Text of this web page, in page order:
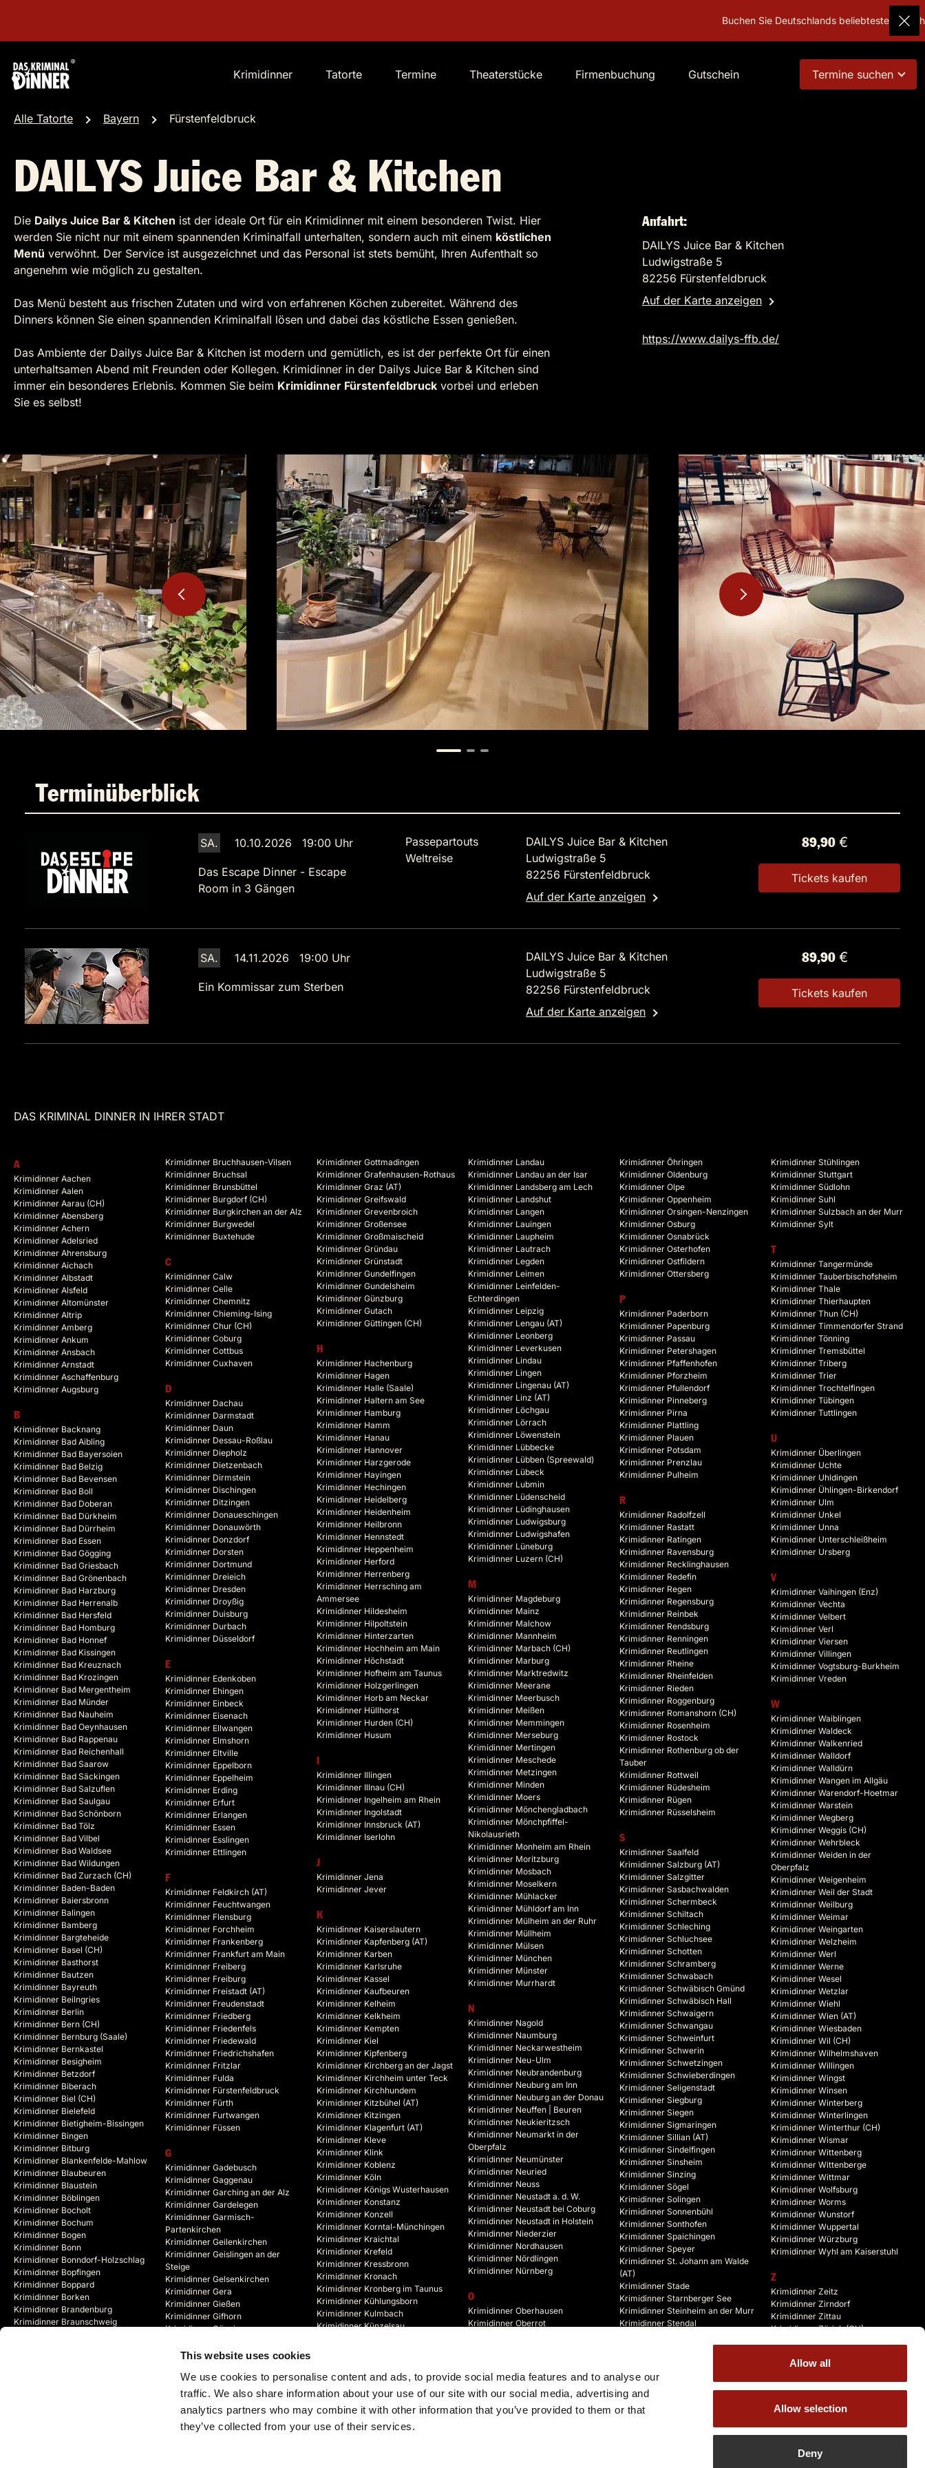
This website uses cookies
We use cookies to personalise content and ads, to provide social media features and to analyse our
traffic. We also share information about your use of our site with our social media, advertising and
analytics partners who may combine it with other information that you’ve provided to them or that
they’ve collected from your use of their services.
Allow all
Allow selection
Deny
Buchen Sie Deutschlands beliebtestes Geschenk!
Krimidinner Tatorte Termine Theaterstücke Firmenbuchung Gutschein Termine suchen
Alle Tatorte Bayern Fürstenfeldbruck
DAILYS Juice Bar & Kitchen
Die Dailys Juice Bar & Kitchen ist der ideale Ort für ein Krimidinner mit einem besonderen Twist. Hier
werden Sie nicht nur mit einem spannenden Kriminalfall unterhalten, sondern auch mit einem köstlichen
Menü verwöhnt. Der Service ist ausgezeichnet und das Personal ist stets bemüht, Ihren Aufenthalt so
angenehm wie möglich zu gestalten.
Das Menü besteht aus frischen Zutaten und wird von erfahrenen Köchen zubereitet. Während des
Dinners können Sie einen spannenden Kriminalfall lösen und dabei das köstliche Essen genießen.
Das Ambiente der Dailys Juice Bar & Kitchen ist modern und gemütlich, es ist der perfekte Ort für einen
unterhaltsamen Abend mit Freunden oder Kollegen. Krimidinner in der Dailys Juice Bar & Kitchen sind
immer ein besonderes Erlebnis. Kommen Sie beim Krimidinner Fürstenfeldbruck vorbei und erleben
Sie es selbst!
Anfahrt:
DAILYS Juice Bar & Kitchen
Ludwigstraße 5
82256 Fürstenfeldbruck
Auf der Karte anzeigen
https://www.dailys-ffb.de/
Terminüberblick
SA. 10.10.2026 19:00 Uhr
Das Escape Dinner - Escape
Room in 3 Gängen
Passepartouts
Weltreise
DAILYS Juice Bar & Kitchen
Ludwigstraße 5
82256 Fürstenfeldbruck
Auf der Karte anzeigen
89,90 €
Tickets kaufen
SA. 14.11.2026 19:00 Uhr
Ein Kommissar zum Sterben
DAILYS Juice Bar & Kitchen
Ludwigstraße 5
82256 Fürstenfeldbruck
Auf der Karte anzeigen
89,90 €
Tickets kaufen
DAS KRIMINAL DINNER IN IHRER STADT
A
Krimidinner Aachen
Krimidinner Aalen
Krimidinner Aarau (CH)
Krimidinner Abensberg
Krimidinner Achern
Krimidinner Adelsried
Krimidinner Ahrensburg
Krimidinner Aichach
Krimidinner Albstadt
Krimidinner Alsfeld
Krimidinner Altomünster
Krimidinner Altrip
Krimidinner Amberg
Krimidinner Ankum
Krimidinner Ansbach
Krimidinner Arnstadt
Krimidinner Aschaffenburg
Krimidinner Augsburg
B
Krimidinner Backnang
Krimidinner Bad Aibling
Krimidinner Bad Bayersoien
Krimidinner Bad Belzig
Krimidinner Bad Bevensen
Krimidinner Bad Boll
Krimidinner Bad Doberan
Krimidinner Bad Dürkheim
Krimidinner Bad Dürrheim
Krimidinner Bad Essen
Krimidinner Bad Gögging
Krimidinner Bad Griesbach
Krimidinner Bad Grönenbach
Krimidinner Bad Harzburg
Krimidinner Bad Herrenalb
Krimidinner Bad Hersfeld
Krimidinner Bad Homburg
Krimidinner Bad Honnef
Krimidinner Bad Kissingen
Krimidinner Bad Kreuznach
Krimidinner Bad Krozingen
Krimidinner Bad Mergentheim
Krimidinner Bad Münder
Krimidinner Bad Nauheim
Krimidinner Bad Oeynhausen
Krimidinner Bad Rappenau
Krimidinner Bad Reichenhall
Krimidinner Bad Saarow
Krimidinner Bad Säckingen
Krimidinner Bad Salzuflen
Krimidinner Bad Saulgau
Krimidinner Bad Schönborn
Krimidinner Bad Tölz
Krimidinner Bad Vilbel
Krimidinner Bad Waldsee
Krimidinner Bad Wildungen
Krimidinner Bad Zurzach (CH)
Krimidinner Baden-Baden
Krimidinner Baiersbronn
Krimidinner Balingen
Krimidinner Bamberg
Krimidinner Bargteheide
Krimidinner Basel (CH)
Krimidinner Basthorst
Krimidinner Bautzen
Krimidinner Bayreuth
Krimidinner Beilngries
Krimidinner Berlin
Krimidinner Bern (CH)
Krimidinner Bernburg (Saale)
Krimidinner Bernkastel
Krimidinner Besigheim
Krimidinner Betzdorf
Krimidinner Biberach
Krimidinner Biel (CH)
Krimidinner Bielefeld
Krimidinner Bietigheim-Bissingen
Krimidinner Bingen
Krimidinner Bitburg
Krimidinner Blankenfelde-Mahlow
Krimidinner Blaubeuren
Krimidinner Blaustein
Krimidinner Böblingen
Krimidinner Bocholt
Krimidinner Bochum
Krimidinner Bogen
Krimidinner Bonn
Krimidinner Bonndorf-Holzschlag
Krimidinner Bopfingen
Krimidinner Boppard
Krimidinner Borken
Krimidinner Brandenburg
Krimidinner Braunschweig
Krimidinner Bruchhausen-Vilsen
Krimidinner Bruchsal
Krimidinner Brunsbüttel
Krimidinner Burgdorf (CH)
Krimidinner Burgkirchen an der Alz
Krimidinner Burgwedel
Krimidinner Buxtehude
C
Krimidinner Calw
Krimidinner Celle
Krimidinner Chemnitz
Krimidinner Chieming-Ising
Krimidinner Chur (CH)
Krimidinner Coburg
Krimidinner Cottbus
Krimidinner Cuxhaven
D
Krimidinner Dachau
Krimidinner Darmstadt
Krimidinner Daun
Krimidinner Dessau-Roßlau
Krimidinner Diepholz
Krimidinner Dietzenbach
Krimidinner Dirmstein
Krimidinner Dischingen
Krimidinner Ditzingen
Krimidinner Donaueschingen
Krimidinner Donauwörth
Krimidinner Donzdorf
Krimidinner Dorsten
Krimidinner Dortmund
Krimidinner Dreieich
Krimidinner Dresden
Krimidinner Droyßig
Krimidinner Duisburg
Krimidinner Durbach
Krimidinner Düsseldorf
E
Krimidinner Edenkoben
Krimidinner Ehingen
Krimidinner Einbeck
Krimidinner Eisenach
Krimidinner Ellwangen
Krimidinner Elmshorn
Krimidinner Eltville
Krimidinner Eppelborn
Krimidinner Eppelheim
Krimidinner Erding
Krimidinner Erfurt
Krimidinner Erlangen
Krimidinner Essen
Krimidinner Esslingen
Krimidinner Ettlingen
F
Krimidinner Feldkirch (AT)
Krimidinner Feuchtwangen
Krimidinner Flensburg
Krimidinner Forchheim
Krimidinner Frankenberg
Krimidinner Frankfurt am Main
Krimidinner Freiberg
Krimidinner Freiburg
Krimidinner Freistadt (AT)
Krimidinner Freudenstadt
Krimidinner Friedberg
Krimidinner Friedenfels
Krimidinner Friedewald
Krimidinner Friedrichshafen
Krimidinner Fritzlar
Krimidinner Fulda
Krimidinner Fürstenfeldbruck
Krimidinner Fürth
Krimidinner Furtwangen
Krimidinner Füssen
G
Krimidinner Gadebusch
Krimidinner Gaggenau
Krimidinner Garching an der Alz
Krimidinner Gardelegen
Krimidinner Garmisch-
Partenkirchen
Krimidinner Geilenkirchen
Krimidinner Geislingen an der
Steige
Krimidinner Gelsenkirchen
Krimidinner Gera
Krimidinner Gießen
Krimidinner Gifhorn
Krimidinner Göppingen
Krimidinner Goslar
Krimidinner Göttingen
Krimidinner Gottmadingen
Krimidinner Grafenhausen-Rothaus
Krimidinner Graz (AT)
Krimidinner Greifswald
Krimidinner Grevenbroich
Krimidinner Großensee
Krimidinner Großmaischeid
Krimidinner Gründau
Krimidinner Grünstadt
Krimidinner Gundelfingen
Krimidinner Gundelsheim
Krimidinner Günzburg
Krimidinner Gutach
Krimidinner Güttingen (CH)
H
Krimidinner Hachenburg
Krimidinner Hagen
Krimidinner Halle (Saale)
Krimidinner Haltern am See
Krimidinner Hamburg
Krimidinner Hamm
Krimidinner Hanau
Krimidinner Hannover
Krimidinner Harzgerode
Krimidinner Hayingen
Krimidinner Hechingen
Krimidinner Heidelberg
Krimidinner Heidenheim
Krimidinner Heilbronn
Krimidinner Hennstedt
Krimidinner Heppenheim
Krimidinner Herford
Krimidinner Herrenberg
Krimidinner Herrsching am
Ammersee
Krimidinner Hildesheim
Krimidinner Hilpoltstein
Krimidinner Hinterzarten
Krimidinner Hochheim am Main
Krimidinner Höchstadt
Krimidinner Hofheim am Taunus
Krimidinner Holzgerlingen
Krimidinner Horb am Neckar
Krimidinner Hüllhorst
Krimidinner Hurden (CH)
Krimidinner Husum
Krimidinner Illingen
Krimidinner Illnau (CH)
Krimidinner Ingelheim am Rhein
Krimidinner Ingolstadt
Krimidinner Innsbruck (AT)
Krimidinner Iserlohn
J
Krimidinner Jena
Krimidinner Jever
K
Krimidinner Kaiserslautern
Krimidinner Kapfenberg (AT)
Krimidinner Karben
Krimidinner Karlsruhe
Krimidinner Kassel
Krimidinner Kaufbeuren
Krimidinner Kelheim
Krimidinner Kelkheim
Krimidinner Kempten
Krimidinner Kiel
Krimidinner Kipfenberg
Krimidinner Kirchberg an der Jagst
Krimidinner Kirchheim unter Teck
Krimidinner Kirchhundem
Krimidinner Kitzbühel (AT)
Krimidinner Kitzingen
Krimidinner Klagenfurt (AT)
Krimidinner Kleve
Krimidinner Klink
Krimidinner Koblenz
Krimidinner Köln
Krimidinner Königs Wusterhausen
Krimidinner Konstanz
Krimidinner Konzell
Krimidinner Korntal-Münchingen
Krimidinner Kraichtal
Krimidinner Krefeld
Krimidinner Kressbronn
Krimidinner Kronach
Krimidinner Kronberg im Taunus
Krimidinner Kühlungsborn
Krimidinner Kulmbach
Krimidinner Künzelsau
Krimidinner Lahr
Krimidinner Landau
Krimidinner Landau an der Isar
Krimidinner Landsberg am Lech
Krimidinner Landshut
Krimidinner Langen
Krimidinner Lauingen
Krimidinner Laupheim
Krimidinner Lautrach
Krimidinner Legden
Krimidinner Leimen
Krimidinner Leinfelden-
Echterdingen
Krimidinner Leipzig
Krimidinner Lengau (AT)
Krimidinner Leonberg
Krimidinner Leverkusen
Krimidinner Lindau
Krimidinner Lingen
Krimidinner Lingenau (AT)
Krimidinner Linz (AT)
Krimidinner Löchgau
Krimidinner Lörrach
Krimidinner Löwenstein
Krimidinner Lübbecke
Krimidinner Lübben (Spreewald)
Krimidinner Lübeck
Krimidinner Lubmin
Krimidinner Lüdenscheid
Krimidinner Lüdinghausen
Krimidinner Ludwigsburg
Krimidinner Ludwigshafen
Krimidinner Lüneburg
Krimidinner Luzern (CH)
M
Krimidinner Magdeburg
Krimidinner Mainz
Krimidinner Malchow
Krimidinner Mannheim
Krimidinner Marbach (CH)
Krimidinner Marburg
Krimidinner Marktredwitz
Krimidinner Meerane
Krimidinner Meerbusch
Krimidinner Meißen
Krimidinner Memmingen
Krimidinner Merseburg
Krimidinner Mertingen
Krimidinner Meschede
Krimidinner Metzingen
Krimidinner Minden
Krimidinner Moers
Krimidinner Mönchengladbach
Krimidinner Mönchpfiffel-
Nikolausrieth
Krimidinner Monheim am Rhein
Krimidinner Moritzburg
Krimidinner Mosbach
Krimidinner Moselkern
Krimidinner Mühlacker
Krimidinner Mühldorf am Inn
Krimidinner Mülheim an der Ruhr
Krimidinner Müllheim
Krimidinner Mülsen
Krimidinner München
Krimidinner Münster
Krimidinner Murrhardt
N
Krimidinner Nagold
Krimidinner Naumburg
Krimidinner Neckarwestheim
Krimidinner Neu-Ulm
Krimidinner Neubrandenburg
Krimidinner Neuburg am Inn
Krimidinner Neuburg an der Donau
Krimidinner Neuffen | Beuren
Krimidinner Neukieritzsch
Krimidinner Neumarkt in der
Oberpfalz
Krimidinner Neumünster
Krimidinner Neuried
Krimidinner Neuss
Krimidinner Neustadt a. d. W.
Krimidinner Neustadt bei Coburg
Krimidinner Neustadt in Holstein
Krimidinner Niederzier
Krimidinner Nordhausen
Krimidinner Nördlingen
Krimidinner Nürnberg
O
Krimidinner Oberhausen
Krimidinner Oberrot
Krimidinner Offenbach
Krimidinner Öhringen
Krimidinner Oldenburg
Krimidinner Olpe
Krimidinner Oppenheim
Krimidinner Orsingen-Nenzingen
Krimidinner Osburg
Krimidinner Osnabrück
Krimidinner Osterhofen
Krimidinner Ostfildern
Krimidinner Ottersberg
P
Krimidinner Paderborn
Krimidinner Papenburg
Krimidinner Passau
Krimidinner Petershagen
Krimidinner Pfaffenhofen
Krimidinner Pforzheim
Krimidinner Pfullendorf
Krimidinner Pinneberg
Krimidinner Pirna
Krimidinner Plattling
Krimidinner Plauen
Krimidinner Potsdam
Krimidinner Prenzlau
Krimidinner Pulheim
R
Krimidinner Radolfzell
Krimidinner Rastatt
Krimidinner Ratingen
Krimidinner Ravensburg
Krimidinner Recklinghausen
Krimidinner Redefin
Krimidinner Regen
Krimidinner Regensburg
Krimidinner Reinbek
Krimidinner Rendsburg
Krimidinner Renningen
Krimidinner Reutlingen
Krimidinner Rheine
Krimidinner Rheinfelden
Krimidinner Rieden
Krimidinner Roggenburg
Krimidinner Romanshorn (CH)
Krimidinner Rosenheim
Krimidinner Rostock
Krimidinner Rothenburg ob der
Tauber
Krimidinner Rottweil
Krimidinner Rüdesheim
Krimidinner Rügen
Krimidinner Rüsselsheim
S
Krimidinner Saalfeld
Krimidinner Salzburg (AT)
Krimidinner Salzgitter
Krimidinner Sasbachwalden
Krimidinner Schermbeck
Krimidinner Schiltach
Krimidinner Schleching
Krimidinner Schluchsee
Krimidinner Schotten
Krimidinner Schramberg
Krimidinner Schwabach
Krimidinner Schwäbisch Gmünd
Krimidinner Schwäbisch Hall
Krimidinner Schwaigern
Krimidinner Schwangau
Krimidinner Schweinfurt
Krimidinner Schwerin
Krimidinner Schwetzingen
Krimidinner Schwieberdingen
Krimidinner Seligenstadt
Krimidinner Siegburg
Krimidinner Siegen
Krimidinner Sigmaringen
Krimidinner Sillian (AT)
Krimidinner Sindelfingen
Krimidinner Sinsheim
Krimidinner Sinzing
Krimidinner Sögel
Krimidinner Solingen
Krimidinner Sonnenbühl
Krimidinner Sonthofen
Krimidinner Spaichingen
Krimidinner Speyer
Krimidinner St. Johann am Walde
(AT)
Krimidinner Stade
Krimidinner Starnberger See
Krimidinner Steinheim an der Murr
Krimidinner Stendal
Krimidinner Storkow (Mark)
Krimidinner Stralsund
Krimidinner Straubing
Krimidinner Stühlingen
Krimidinner Stuttgart
Krimidinner Südlohn
Krimidinner Suhl
Krimidinner Sulzbach an der Murr
Krimidinner Sylt
T
Krimidinner Tangermünde
Krimidinner Tauberbischofsheim
Krimidinner Thale
Krimidinner Thierhaupten
Krimidinner Thun (CH)
Krimidinner Timmendorfer Strand
Krimidinner Tönning
Krimidinner Tremsbüttel
Krimidinner Triberg
Krimidinner Trier
Krimidinner Trochtelfingen
Krimidinner Tübingen
Krimidinner Tuttlingen
U
Krimidinner Überlingen
Krimidinner Uchte
Krimidinner Uhldingen
Krimidinner Ühlingen-Birkendorf
Krimidinner Ulm
Krimidinner Unkel
Krimidinner Unna
Krimidinner Unterschleißheim
Krimidinner Ursberg
V
Krimidinner Vaihingen (Enz)
Krimidinner Vechta
Krimidinner Velbert
Krimidinner Verl
Krimidinner Viersen
Krimidinner Villingen
Krimidinner Vogtsburg-Burkheim
Krimidinner Vreden
W
Krimidinner Waiblingen
Krimidinner Waldeck
Krimidinner Walkenried
Krimidinner Walldorf
Krimidinner Walldürn
Krimidinner Wangen im Allgäu
Krimidinner Warendorf-Hoetmar
Krimidinner Warstein
Krimidinner Wegberg
Krimidinner Weggis (CH)
Krimidinner Wehrbleck
Krimidinner Weiden in der
Oberpfalz
Krimidinner Weigenheim
Krimidinner Weil der Stadt
Krimidinner Weilburg
Krimidinner Weimar
Krimidinner Weingarten
Krimidinner Welzheim
Krimidinner Werl
Krimidinner Werne
Krimidinner Wesel
Krimidinner Wetzlar
Krimidinner Wiehl
Krimidinner Wien (AT)
Krimidinner Wiesbaden
Krimidinner Wil (CH)
Krimidinner Wilhelmshaven
Krimidinner Willingen
Krimidinner Wingst
Krimidinner Winsen
Krimidinner Winterberg
Krimidinner Winterlingen
Krimidinner Winterthur (CH)
Krimidinner Wismar
Krimidinner Wittenberg
Krimidinner Wittenberge
Krimidinner Wittmar
Krimidinner Wolfsburg
Krimidinner Worms
Krimidinner Wunstorf
Krimidinner Wuppertal
Krimidinner Würzburg
Krimidinner Wyhl am Kaiserstuhl
Z
Krimidinner Zeitz
Krimidinner Zirndorf
Krimidinner Zittau
Krimidinner Zürich (CH)
Krimidinner Zwickau